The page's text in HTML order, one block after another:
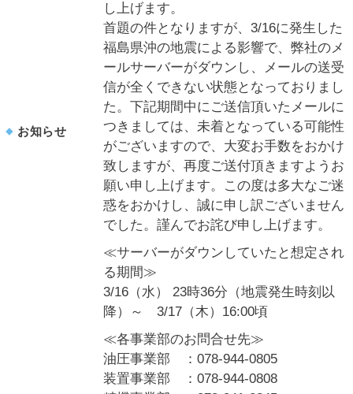
お知らせ
し上げます。
首題の件となりますが、3/16に発生した
福島県沖の地震による影響で、弊社のメ
ールサーバーがダウンし、メールの送受
信が全くできない状態となっておりまし
た。下記期間中にご送信頂いたメールに
つきましては、未着となっている可能性
がございますので、大変お手数をおかけ
致しますが、再度ご送付頂きますようお
願い申し上げます。この度は多大なご迷
惑をおかけし、誠に申し訳ございません
でした。謹んでお詫び申し上げます。
≪サーバーがダウンしていたと想定され
る期間≫
3/16（水） 23時36分（地震発生時刻以
降）～ 3/17（木）16:00頃
≪各事業部のお問合せ先≫
油圧事業部 ：078-944-0805
装置事業部 ：078-944-0808